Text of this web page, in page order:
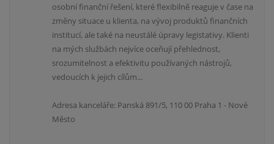
osobní finanční řešení, které flexibilně reaguje v čase na
změny situace u klienta, na vývoj produktů finančních
institucí, ale také na neustálé úpravy legistativy. Klienti
na mých službách nejvíce oceňují přehlednost,
srozumitelnost a efektivitu používaných nástrojů,
vedoucích k jejich cílům...
Adresa kanceláře: Panská 891/5, 110 00 Praha 1 - Nové
Město